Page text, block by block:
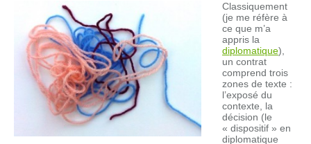
Classiquement
(je me réfère à
ce que m’a
appris la
diplomatique),
un contrat
comprend trois
zones de texte :
l’exposé du
contexte, la
décision (le
« dispositif » en
diplomatique